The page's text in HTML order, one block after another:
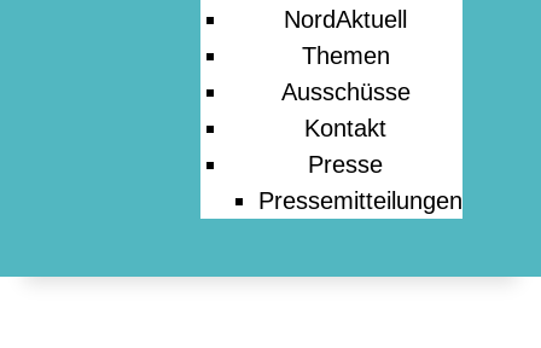
NordAktuell
Themen
Ausschüsse
Kontakt
Presse
Pressemitteilungen